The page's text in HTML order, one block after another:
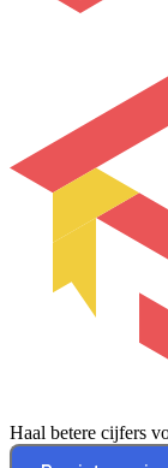
Haal betere cijfers